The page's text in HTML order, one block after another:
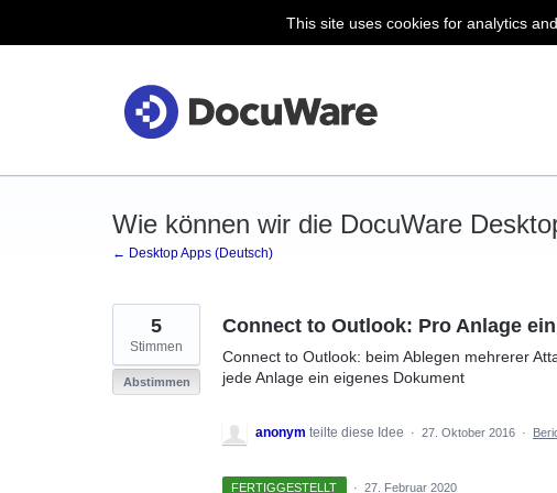
This site uses cookies for analytics
Wie können wir die DocuWare
← Desktop Apps (Deutsch)
Connect to Outlook: Pro Anlage
Connect to Outlook: beim Ablegen mehrerer
jede Anlage ein eigenes Dokument
5
Stimmen
Abstimmen
anonym teilte diese Idee · 27. Oktober 2016 ·
FERTIGGESTELLT · 27. Februar 2020